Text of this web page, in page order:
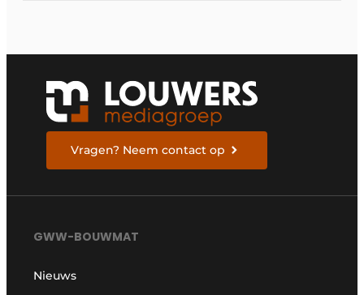
Vragen? Neem contact op
GWW-BOUWMAT
Nieuws